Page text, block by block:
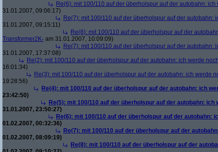
Re(6): mit 100/110 auf der überholspur auf der autobahn:
31.01.2007, 09:06:17)
Re(7): mit 100/110 auf der überholspur auf der autobahn:
31.01.2007, 09:15:11)
Re(8): mit 100/110 auf der überholspur auf der
Transformer2K- am 31.01.2007, 10:09:09)
Re(7): mit 100/110 auf der überholspur auf der autobahn:
31.01.2007, 17:37:08)
Re(2): mit 100/110 auf der überholspur auf der autobahn: ich werde
16:01:34)
Re(3): mit 100/110 auf der überholspur auf der autobahn: ich werde
19:28:56)
Re(4): mit 100/110 auf der überholspur auf der autobahn: ich
23:42:50)
Re(5): mit 100/110 auf der überholspur auf der autobahn: ich
31.01.2007, 23:50:27)
Re(6): mit 100/110 auf der überholspur auf der autobahn:
01.02.2007, 00:32:36)
Re(7): mit 100/110 auf der überholspur auf der
01.02.2007, 08:09:19)
Re(8): mit 100/110 auf der überholspur auf der